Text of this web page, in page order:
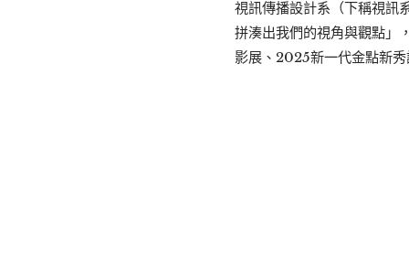
視訊傳播設計系（下稱視訊
拼湊出我們的視角與觀點」
影展、2025新一代金點新